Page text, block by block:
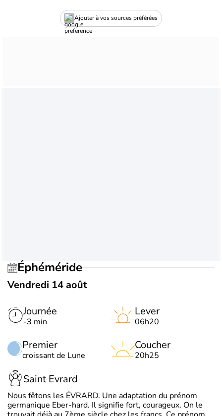
Ajouter à vos sources préférées
Éphéméride
Vendredi 14 août
Journée
-3 min
Premier
croissant de Lune
Lever
06h20
Coucher
20h25
Saint Evrard
Nous fêtons les ÉVRARD. Une adaptation du prénom
germanique Eber-hard. Il signifie fort, courageux. On le